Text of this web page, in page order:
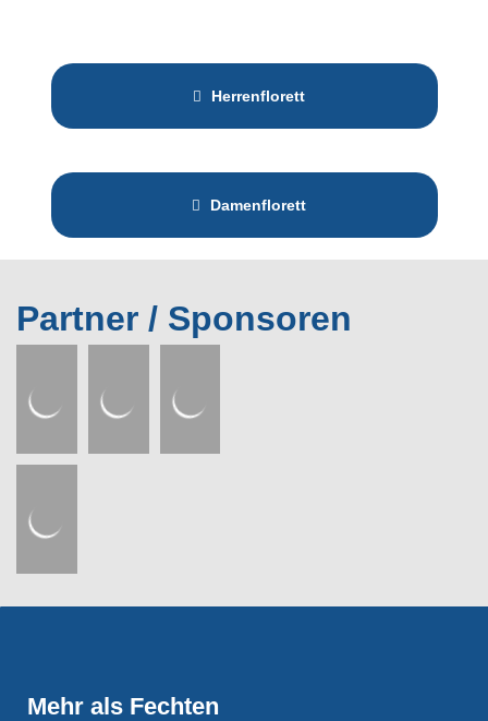
Herrenflorett
Damenflorett
Partner / Sponsoren
Mehr als Fechten